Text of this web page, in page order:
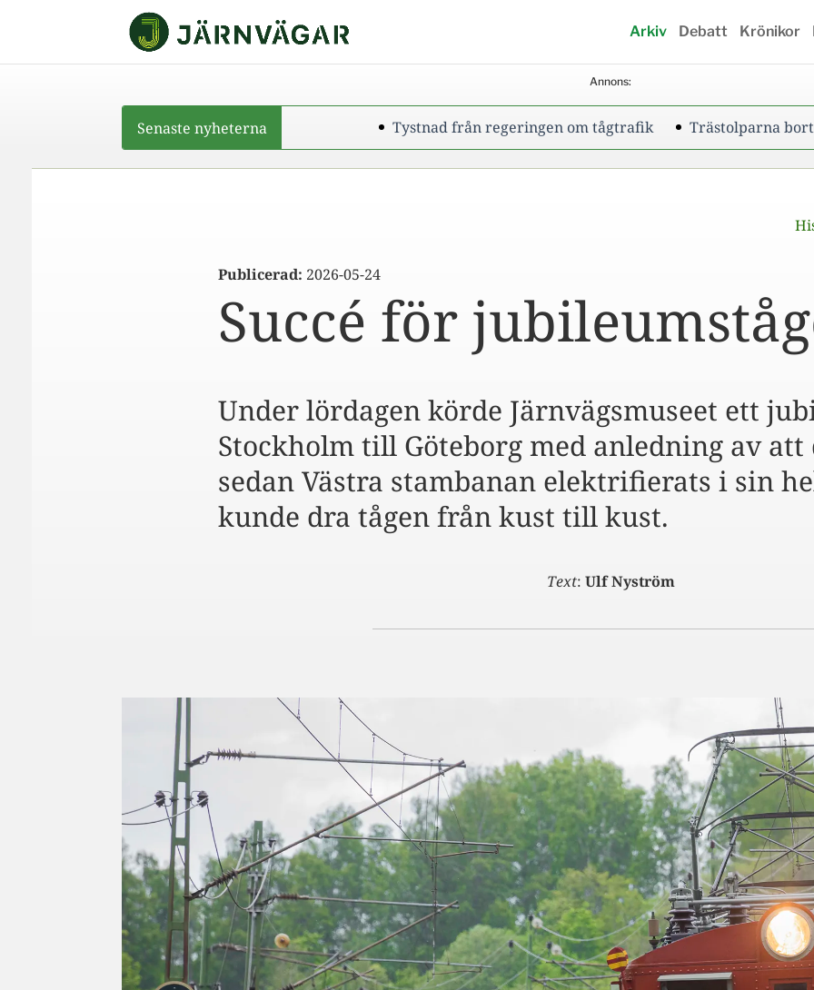
Arkiv Debatt Krönikor
Annons:
Senaste nyheterna Tystnad från regeringen om tågtrafik Trästolparna bort från
Publicerad: 2026-05-24
Succé för
Under lördagen körde Järnvägsmuseet ett
Stockholm till Göteborg med anledning av att
sedan Västra stambanan elektrifierats i sin
kunde dra tågen från kust till kust.
Text: Ulf Nyström